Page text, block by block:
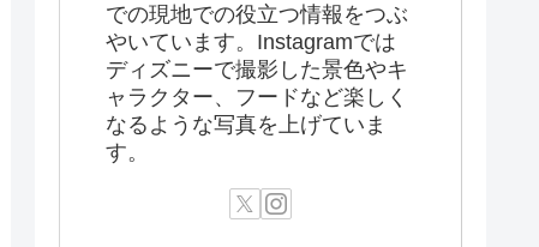
での現地での役立つ情報をつぶ
やいています。Instagramでは
ディズニーで撮影した景色やキ
ャラクター、フードなど楽しく
なるような写真を上げていま
す。